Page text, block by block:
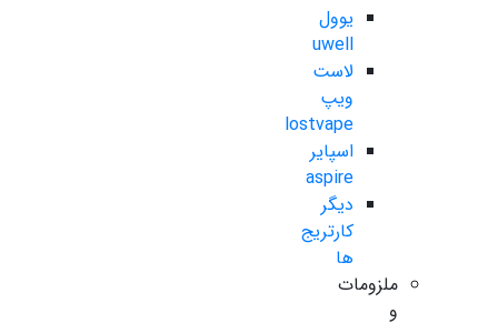
یوول
uwell
لاست
ویپ
lostvape
اسپایر
aspire
دیگر
کارتریج
ها
ملزومات
و